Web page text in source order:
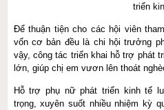
triển
Để thuận tiện cho các hội viên
vốn cơ bản đều là chi hội trưởng
vậy, công tác triển khai hỗ trợ phát
lớn, giúp chị em vươn lên thoát
Hỗ trợ phụ nữ phát triển kinh tế
trọng, xuyên suốt nhiều nhiệm kỳ